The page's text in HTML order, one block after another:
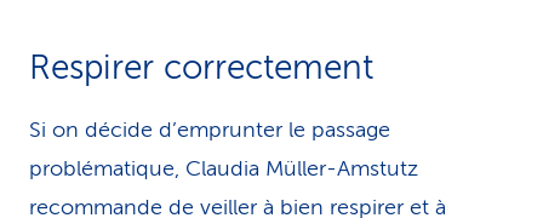
Respirer correctement
Si on décide d’emprunter le passage
problématique, Claudia Müller-Amstutz
recommande de veiller à bien respirer et à